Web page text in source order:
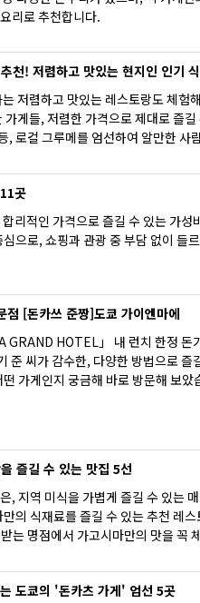
리로 추천합니다.
천! 저렴하고 맛있는 현지인 인기
저렴하고 맛있는 레스토랑도 체험
게들, 저렴한 가격으로 제대로 즐길
, 로컬 그루메를 엄선하여 알만한 사
곳
리적인 가격으로 즐길 수 있는 가성
으로, 쇼핑과 관광 중 부담 없이 들
점 [돈카쓰 준짱]도쿄 가이엔마에
GRAND HOTEL」 내 런치 한정 돈
준 씨가 감수한, 다양한 방법으로 즐
가게인지 궁금해 바로 방문해 보았
즐길 수 있는 맛집 5선
, 지역 미식을 가볍게 즐길 수 있는
의 식재료를 즐길 수 있는 추천 레
는 명점에서 가고시마만의 맛을 꼭
도쿄의 '돈카츠 가게' 엄선 5곳